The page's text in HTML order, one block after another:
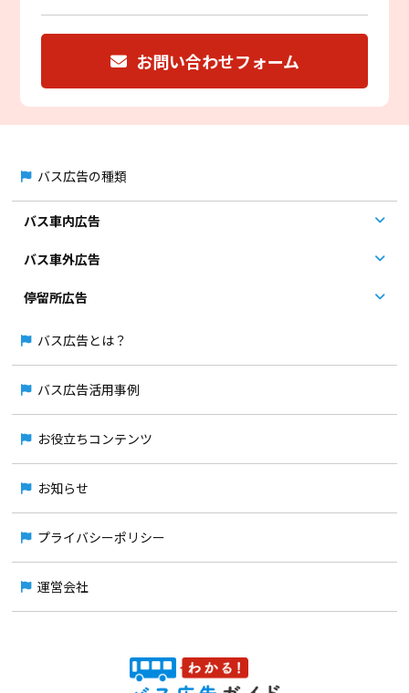
お問い合わせフォーム
バス広告の種類
バス車内広告
バス車外広告
停留所広告
バス広告とは？
バス広告活用事例
お役立ちコンテンツ
お知らせ
プライバシーポリシー
運営会社